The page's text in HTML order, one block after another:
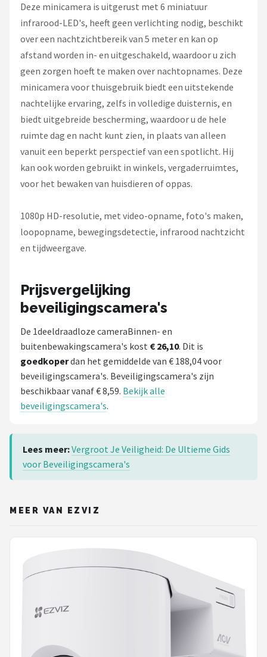
Deze minicamera is uitgerust met 6 miniatuur
infrarood-LED's, heeft geen verlichting nodig, beschikt
over een nachtzichtbereik van 5 meter en kan op
afstand worden in- en uitgeschakeld, waardoor u zich
geen zorgen hoeft te maken over nachtopnames. Deze
minicamera voor thuisgebruik biedt een uitstekende
nachtelijke ervaring, zelfs in volledige duisternis, en
biedt uitgebreide bescherming, waardoor u de hele
ruimte dag en nacht kunt zien, in plaats van alleen
vanuit een beperkt perspectief van een spotlicht. Hij
kan ook worden gebruikt in winkels, vergaderruimtes,
voor het bewaken van huisdieren of oppas.
1080p HD-resolutie, met video-opname, foto's maken,
loopopname, bewegingsdetectie, infrarood nachtzicht
en tijdweergave.
Prijsvergelijking
beveiligingscamera's
De 1deeldraadloze cameraBinnen- en
buitenbewakingscamera's kost € 26,10. Dit is
goedkoperdan het gemiddelde van € 188,04 voor
beveiligingscamera's. Beveiligingscamera's zijn
beschikbaar vanaf € 8,59. Bekijk alle
beveiligingscamera's.
Lees meer:Vergroot Je Veiligheid: De Ultieme Gids
voor Beveiligingscamera's
MEER VAN EZVIZ